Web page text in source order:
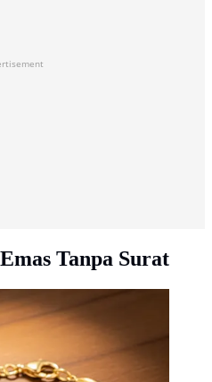
Tanpa Surat
24 Karat Nilai Jual Tinggi.